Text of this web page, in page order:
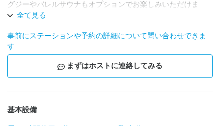
グジーやバレルサウナもオプションでお楽しみいただけま
す。
す。
※現在 オプションのバレル サウナは99% 工事完了してますが
残りは東京電力の 200V 仕込み工事 待ちです。
オプションご希望される方は事前にお問い合わせください。
全て見る
事前にステーションや予約の詳細について問い合わせできま
す
まずはホストに連絡してみる
基本設備